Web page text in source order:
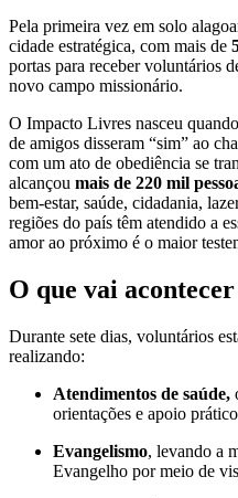
Pela primeira vez em solo
cidade estratégica, com mais de
portas para receber voluntários
novo campo missionário.
O Impacto Livres nasceu
de amigos disseram “sim” ao
com um ato de obediência se
alcançou mais de 220 mil
bem-estar, saúde, cidadania,
regiões do país têm atendido a
amor ao próximo é o maior
O que vai
Durante sete dias, voluntários
realizando:
Atendimentos de saúde,
orientações e apoio
Evangelismo, levando a
Evangelho por meio de